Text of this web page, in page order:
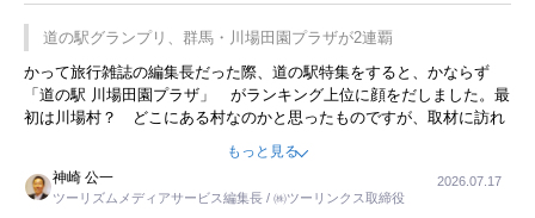
道の駅グランプリ、群馬・川場田園プラザが2連覇
かって旅行雑誌の編集長だった際、道の駅特集をすると、かならず
「道の駅 川場田園プラザ」 がランキング上位に顔をだしました。最
初は川場村？ どこにある村なのかと思ったものですが、取材に訪れ
永井 彰一社長にインタビューしたら、興味深い話が次々が飛び出しま
した。プレゼンも巧みで、今でも思い出すことが２つあります。一つ
は、従業員に東京ディズニーランドを見学させ、サービス業、接客業
の何かを理解してもらっていることです。 もう一つは1800円もする
もっと見る
神崎 公一
ツーリズムメディアサービス編集長 / ㈱ツーリンクス取締役
2026.07.17